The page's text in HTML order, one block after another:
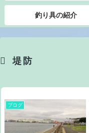
釣り具の紹介
堤防
ブログ